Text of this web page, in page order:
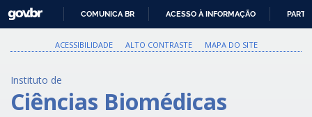
PARA
O
GOVBR
COMUNICA BR ACESSO À INFORMAÇÃO
ACESSIBILIDADE ALTO CONTRASTE MAPA DO SITE
Instituto de
Ciências Biomédicas